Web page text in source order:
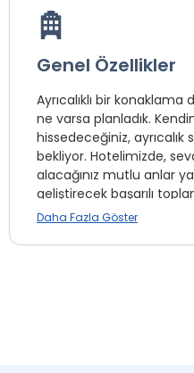
Genel Özellikler
Ayrıcalıklı bir
ne varsa planladık.
hissedeceğiniz,
bekliyor. Hotelimizde,
alacağınız mutlu anlar
geliştirecek başarılı
Daha Fazla Göster